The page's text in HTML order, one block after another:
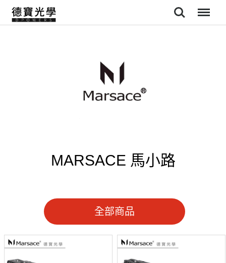
Search
MARSACE 馬小路
全部商品